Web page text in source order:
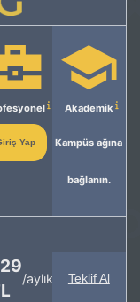
Yap
Akademik
Kampüs ağına
bağlanın.
/aylık Teklif Al